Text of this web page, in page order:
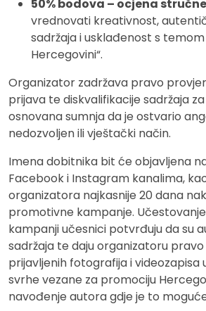
50% bodova – ocjena
vrednovati kreativnost,
sadržaja i usklađenost s temom
Hercegovini“.
Organizator zadržava pravo
prijava te diskvalifikacije sadržaja
osnovana sumnja da je ostvario
nedozvoljen ili vještački način.
Imena dobitnika bit će objavljena
Facebook i Instagram kanalima,
organizatora najkasnije 20 dana
promotivne kampanje.
kampanji učesnici potvrđuju da su
sadržaja te daju organizatoru
prijavljenih fotografija i videozapisa
svrhe vezane za promociju
navođenje autora gdje je to